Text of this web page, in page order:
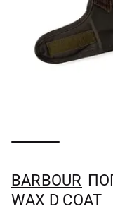
BARBOUR
WAX D COAT